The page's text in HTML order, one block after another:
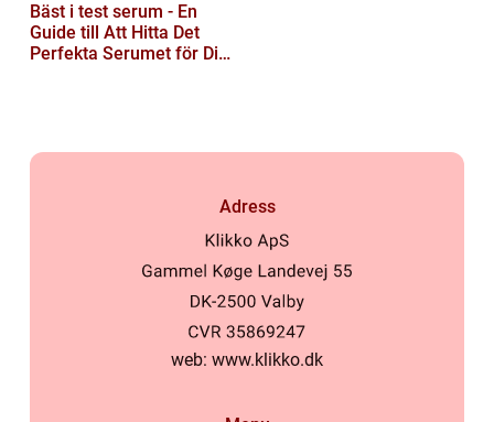
Bäst i test serum - En
Guide till Att Hitta Det
Perfekta Serumet för Din
Adress
web: www.klikko.dk